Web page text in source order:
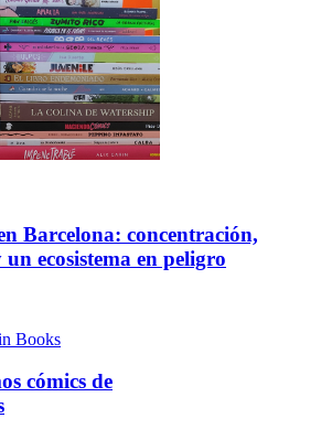
Barcelona: concentración,
ecosistema en peligro
cómics de